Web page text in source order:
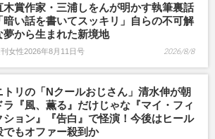
木賞作家・三浦しをんが明かす執筆裏話
暗い話を書いてスッキリ」自らの不可解
夢から生まれた新境地
女性2026年8月11日号 2026/8/8
トリの「Nクールおじさん」清水伸が朝
ラ『風、薫る』だけじゃな『マイ・フィ
ション』『告白』で怪演！今後はヒール
でもオファー殺到か